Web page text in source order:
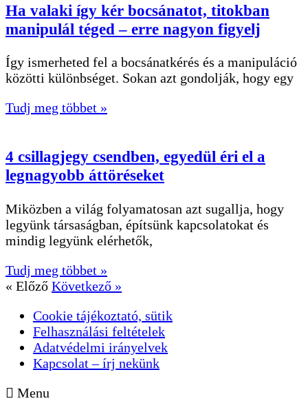
Ha valaki így kér bocsánatot, titokban
manipulál téged – erre nagyon figyelj
Így ismerheted fel a bocsánatkérés és a manipuláció
közötti különbséget. Sokan azt gondolják, hogy egy
Tudj meg többet »
4 csillagjegy csendben, egyedül éri el a
legnagyobb áttöréseket
Miközben a világ folyamatosan azt sugallja, hogy
legyünk társaságban, építsünk kapcsolatokat és
mindig legyünk elérhetők,
Tudj meg többet »
« Előző Következő »
Cookie tájékoztató, sütik
Felhasználási feltételek
Adatvédelmi irányelvek
Kapcsolat – írj nekünk
Menu